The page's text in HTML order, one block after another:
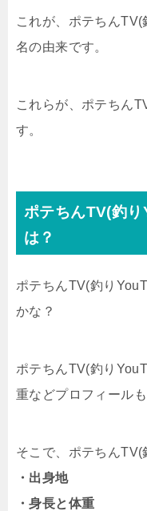
これが、ポテちん
名の由来です。
これらが、ポテちん
す。
ポテちんTV(釣
は？
ポテちんTV(釣り
かな？
ポテちんTV(釣り
重などプロフィール
そこで、ポテちん
・出身地
・身長と体重